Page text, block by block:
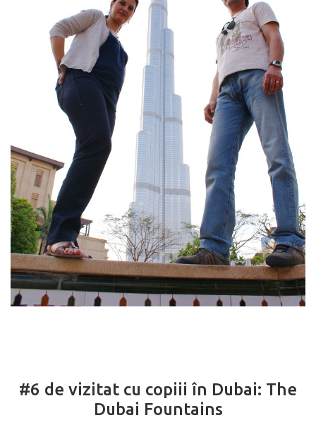
#6 de vizitat cu copiii în Dubai: The
Dubai Fountains